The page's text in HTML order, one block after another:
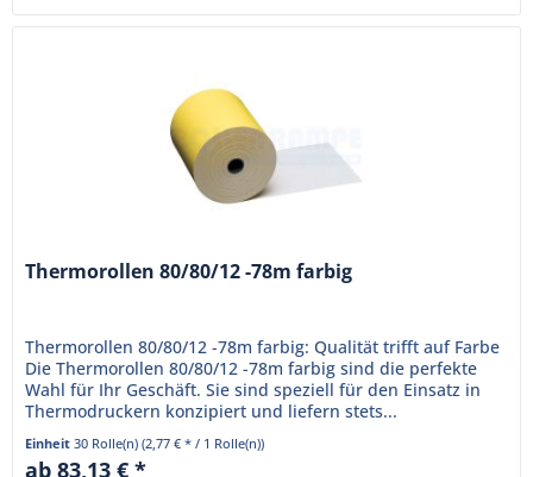
Thermorollen 80/80/12 -78m farbig
Thermorollen 80/80/12 -78m farbig: Qualität trifft auf Farbe
Die Thermorollen 80/80/12 -78m farbig sind die perfekte
Wahl für Ihr Geschäft. Sie sind speziell für den Einsatz in
Thermodruckern konzipiert und liefern stets...
Einheit30 Rolle(n)(2,77 € * / 1 Rolle(n))
ab 83,13 € *